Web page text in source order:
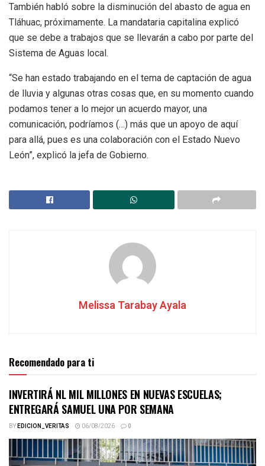
También habló sobre la disminución del abasto de agua en
Tláhuac, próximamente. La mandataria capitalina explicó
que se debe a trabajos que se llevarán a cabo por parte del
Sistema de Aguas local.
“Se han estado trabajando en el tema de captación de agua
de lluvia y algunas otras cosas que, en su momento cuando
podamos tener a lo mejor un acuerdo mayor, una
comunicación, podríamos (…) más que un apoyo de aquí
para allá, pues es una colaboración con el Estado Nuevo
León”, explicó la jefa de Gobierno.
Melissa Tarabay Ayala
Recomendado para ti
INVERTIRÁ NL MIL MILLONES EN NUEVAS ESCUELAS;
ENTREGARÁ SAMUEL UNA POR SEMANA
BYEDICION_VERITAS 06/08/2026 0